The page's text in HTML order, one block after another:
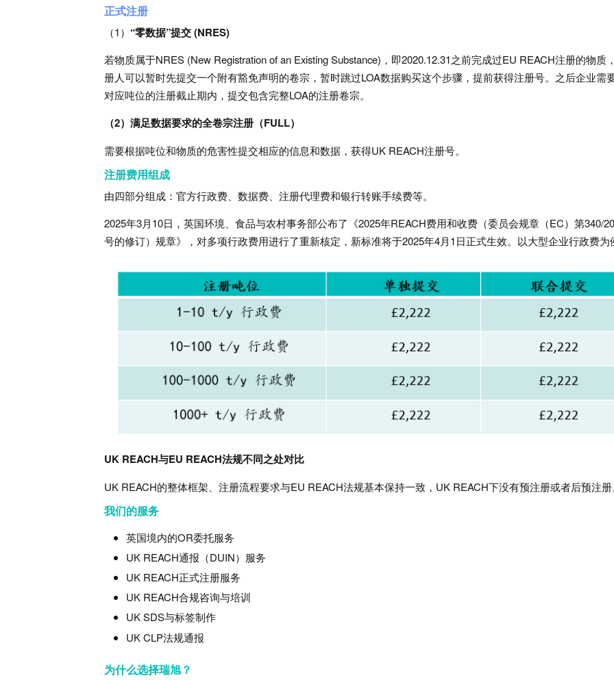
正式注册
（1） “零数据”提交 (NRES)
若物质属于NRES (New Registration of an Existing Substance)，即2020.12.31之前完成过EU REACH注册的物质
册人可以暂时先提交一个附有豁免声明的卷宗，暂时跳过LOA数据购买这个步骤，提前获得注册号。之后企业需
对应吨位的注册截止期内，提交包含完整LOA的注册卷宗。
（2）满足数据要求的全卷宗注册（FULL）
需要根据吨位和物质的危害性提交相应的信息和数据，获得UK REACH注册号。
注册费用组成
由四部分组成：官方行政费、数据费、注册代理费和银行转账手续费等。
2025年3月10日，英国环境、食品与农村事务部公布了《2025年REACH费用和收费（委员会规章（EC）第340/
号的修订）规章》，对多项行政费用进行了重新核定，新标准将于2025年4月1日正式生效。以大型企业行政费为
UK REACH与EU REACH法规不同之处对比
UK REACH的整体框架、注册流程要求与EU REACH法规基本保持一致，UK REACH下没有预注册或者后预注
我们的服务
英国境内的OR委托服务
UK REACH通报（DUIN）服务
UK REACH正式注册服务
UK REACH合规咨询与培训
UK SDS与标签制作
UK CLP法规通报
为什么选择瑞旭？